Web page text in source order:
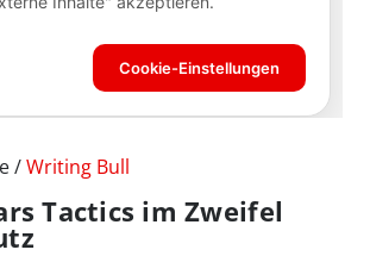
/Writing Bull
Tactics im Zweifel